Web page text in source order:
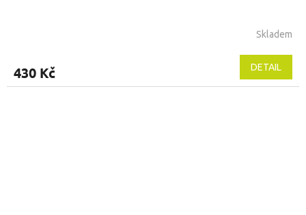
Skladem
430 Kč DETAIL